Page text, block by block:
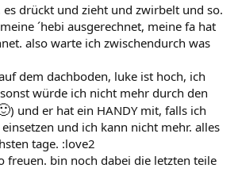
es drückt und zieht und zwirbelt und so.
´hebi ausgerechnet, meine fa hat
also warte ich zwischendurch was
dem dachboden, luke ist hoch, ich
würde ich nicht mehr durch den
) und er hat ein HANDY mit, falls ich
und ich kann nicht mehr. alles
tage. :love2
freuen. bin noch dabei die letzten teile